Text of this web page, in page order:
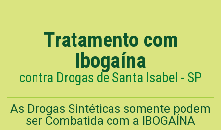
Tratamento com
Ibogaína
contra Drogas de Santa Isabel - SP
As Drogas Sintéticas somente podem
ser Combatida com a IBOGAÍNA